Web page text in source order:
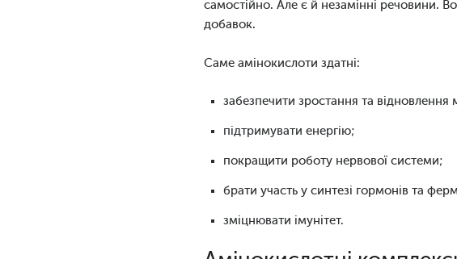
самостійно. Але є й незамінні речовини.
добавок.
Саме амінокислоти здатні:
забезпечити зростання та відновлення
підтримувати енергію;
покращити роботу нервової системи;
брати участь у синтезі гормонів та
зміцнювати імунітет.